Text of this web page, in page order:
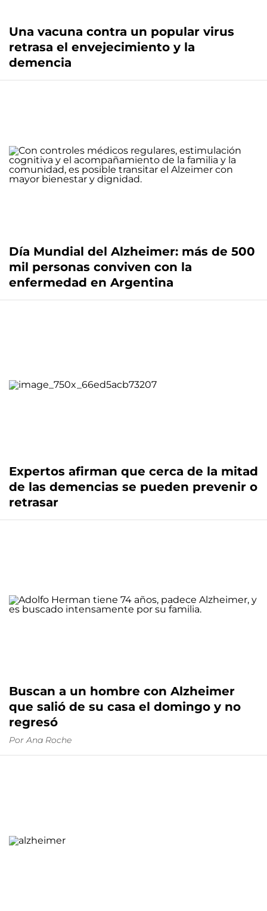
Una vacuna contra un popular virus
retrasa el envejecimiento y la
demencia
Día Mundial del Alzheimer: más de 500
mil personas conviven con la
enfermedad en Argentina
Expertos afirman que cerca de la mitad
de las demencias se pueden prevenir o
retrasar
Buscan a un hombre con Alzheimer
que salió de su casa el domingo y no
regresó
Por Ana Roche